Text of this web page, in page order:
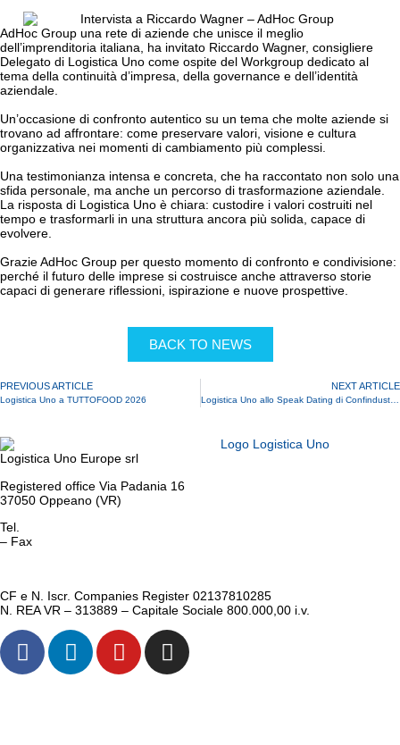
AdHoc Group una rete di aziende che unisce il meglio
dell’imprenditoria italiana, ha invitato Riccardo Wagner, consigliere
Delegato di Logistica Uno come ospite del Workgroup dedicato al
tema della continuità d’impresa, della governance e dell’identità
aziendale.
Un’occasione di confronto autentico su un tema che molte aziende si
trovano ad affrontare: come preservare valori, visione e cultura
organizzativa nei momenti di cambiamento più complessi.
Una testimonianza intensa e concreta, che ha raccontato non solo una
sfida personale, ma anche un percorso di trasformazione aziendale.
La risposta di Logistica Uno è chiara: custodire i valori costruiti nel
tempo e trasformarli in una struttura ancora più solida, capace di
evolvere.
Grazie AdHoc Group per questo momento di confronto e condivisione:
perché il futuro delle imprese si costruisce anche attraverso storie
capaci di generare riflessioni, ispirazione e nuove prospettive.
BACK TO NEWS
PREVIOUS ARTICLE
Logistica Uno a TUTTOFOOD 2026
NEXT ARTICLE
Logistica Uno allo Speak Dating di Confindustria sull’AI
Logistica Uno Europe srl
Registered office Via Padania 16
37050 Oppeano (VR)
Tel.
– Fax
CF e N. Iscr. Companies Register 02137810285
N. REA VR – 313889 – Capitale Sociale 800.000,00 i.v.